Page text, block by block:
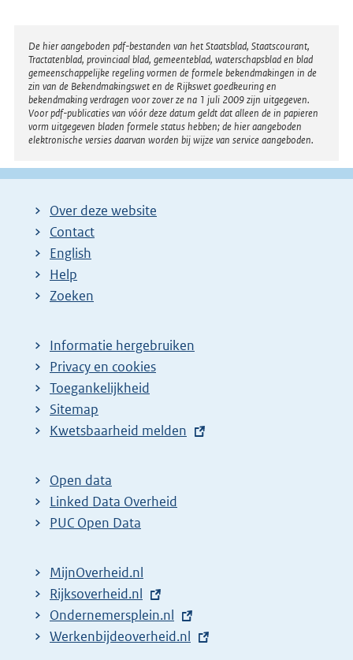
Disclaimer
De hier aangeboden pdf-bestanden van het Staatsblad, Staatscourant,
Tractatenblad, provinciaal blad, gemeenteblad, waterschapsblad en blad
gemeenschappelijke regeling vormen de formele bekendmakingen in de
zin van de Bekendmakingswet en de Rijkswet goedkeuring en
bekendmaking verdragen voor zover ze na 1 juli 2009 zijn uitgegeven.
Voor pdf-publicaties van vóór deze datum geldt dat alleen de in papieren
vorm uitgegeven bladen formele status hebben; de hier aangeboden
elektronische versies daarvan worden bij wijze van service aangeboden.
Over deze website
Contact
English
Help
Zoeken
Informatie hergebruiken
Privacy en cookies
Toegankelijkheid
Sitemap
E
t
e
r
l
i
n
k
Kwetsbaarheid melden
Open data
Linked Data Overheid
PUC Open Data
MijnOverheid.nl
E
x
t
Rijksoverheid.nl
E
x
Ondernemersplein.nl
E
Werkenbijdeoverheid.nl